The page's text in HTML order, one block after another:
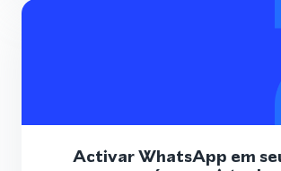
Activar WhatsApp em